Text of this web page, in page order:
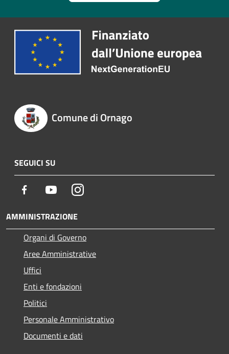
Comune di Ornago
SEGUICI SU
Facebook YoutubeInstagram
AMMINISTRAZIONE
Organi di Governo
Aree Amministrative
Uffici
Enti e fondazioni
Politici
Personale Amministrativo
Documenti e dati